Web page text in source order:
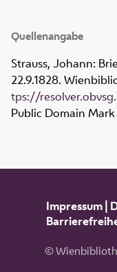
Quellenangabe
Strauss, Johann:
22.9.1828.
tps://
Public Domain Mark
Impressum|
©